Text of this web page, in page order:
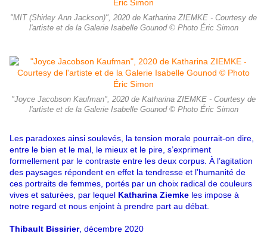
"MIT (Shirley Ann Jackson)", 2020 de Katharina ZIEMKE - Courtesy de
l'artiste et de la Galerie Isabelle Gounod © Photo Éric Simon
"Joyce Jacobson Kaufman", 2020 de Katharina ZIEMKE - Courtesy de
l'artiste et de la Galerie Isabelle Gounod © Photo Éric Simon
Les paradoxes ainsi soulevés, la tension morale pourrait-on dire,
entre le bien et le mal, le mieux et le pire, s’expriment
formellement par le contraste entre les deux corpus. À l’agitation
des paysages répondent en effet la tendresse et l’humanité de
ces portraits de femmes, portés par un choix radical de couleurs
vives et saturées, par lequel Katharina Ziemke les impose à
notre regard et nous enjoint à prendre part au débat.
Thibault Bissirier, décembre 2020